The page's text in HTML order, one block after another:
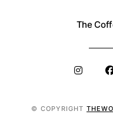
The
© COPYRIGHT